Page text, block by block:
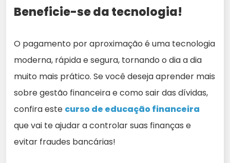
Beneficie-se da tecnologia!
O pagamento por aproximação é uma tecnologia
moderna, rápida e segura, tornando o dia a dia
muito mais prático. Se você deseja aprender mais
sobre gestão financeira e como sair das dívidas,
confira este curso de educação financeira
que vai te ajudar a controlar suas finanças e
evitar fraudes bancárias!